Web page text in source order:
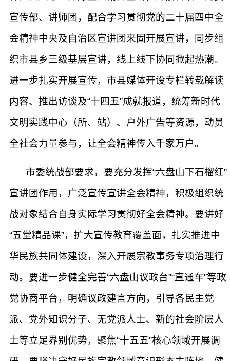
宣传部、讲师团，配合学习贯彻党的二十届四中全
会精神中央及自治区宣讲团来固开展宣讲，同步组
织市县乡三级基层宣讲，线上线下协同掀起热潮。
进一步扎实开展宣传，市县媒体开设专栏转载解读
内容、推出访谈及“十四五”成就报道，统筹新时代
文明实践中心（所、站）、户外广告等资源，动员
全社会力量参与，让全会精神传入千家万户。
市委统战部要求，要充分发挥“六盘山下石榴红”
宣讲团作用，广泛宣传宣讲全会精神，积极组织统
战对象结合自身实际学习贯彻好全会精神。要讲好
“五堂精品课”，扩大宣传教育覆盖面，扎实推进中
华民族共同体建设，深入开展宗教事务专项治理行
动。要进一步健全完善“六盘山议政台”“直通车”等政
党协商平台，明确议政建言方向，引导各民主党
派、党外知识分子、无党派人士、新的社会阶层人
士等立足界别优势，聚焦“十五五”核心领域开展调